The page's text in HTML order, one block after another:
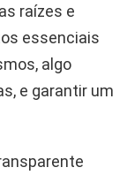
raízes e
essenciais
algo
e garantir um